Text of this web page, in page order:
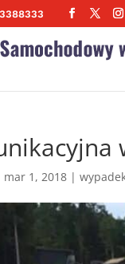
mar 1, 2018 |